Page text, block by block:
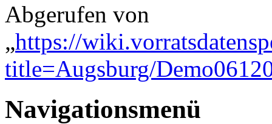
Abgerufen von
„https://
title=Augsburg/
Navigationsmenü